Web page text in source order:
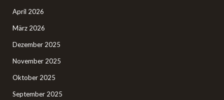
April 2026
März 2026
Dezember 2025
November 2025
Oktober 2025
September 2025